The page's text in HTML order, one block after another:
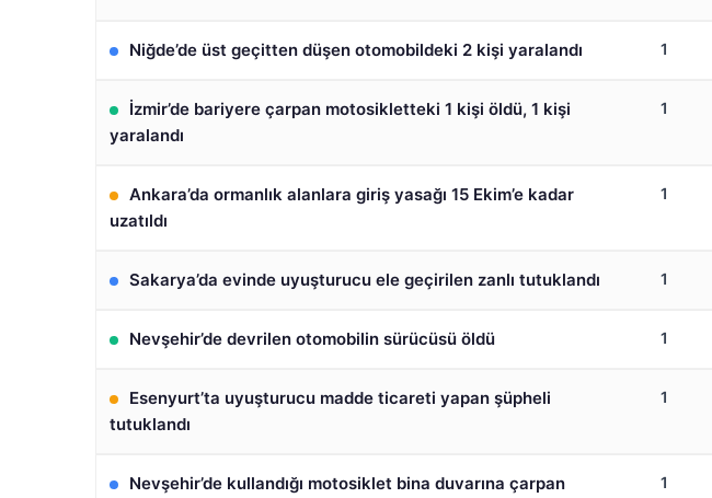
Niğde’de üst geçitten düşen otomobildeki 2 kişi yaralandı 1
İzmir’de bariyere çarpan motosikletteki 1 kişi öldü, 1 kişi
yaralandı
1
Ankara’da ormanlık alanlara giriş yasağı 15 Ekim’e kadar
uzatıldı
1
Sakarya’da evinde uyuşturucu ele geçirilen zanlı tutuklandı 1
Nevşehir’de devrilen otomobilin sürücüsü öldü 1
Esenyurt’ta uyuşturucu madde ticareti yapan şüpheli
tutuklandı
1
Nevşehir’de kullandığı motosiklet bina duvarına çarpan
1